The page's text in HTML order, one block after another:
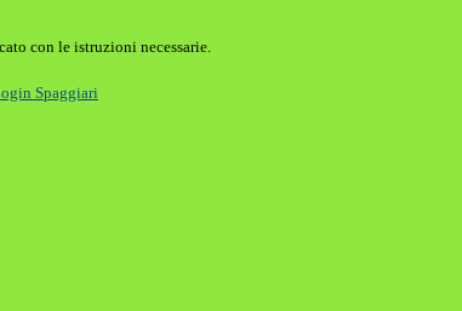
con le istruzioni necessarie.
Spaggiari